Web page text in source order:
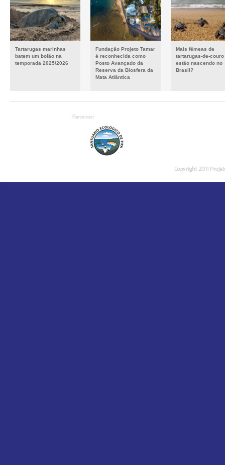
Tartarugas marinhas
batem um bolão na
temporada 2025/2026
Fundação Projeto Tamar
é reconhecida como
Posto Avançado da
Reserva da Biosfera da
Mata Atlântica
Mais fêmeas de
tartarugas-de-couro
estão nascendo no
Brasil?